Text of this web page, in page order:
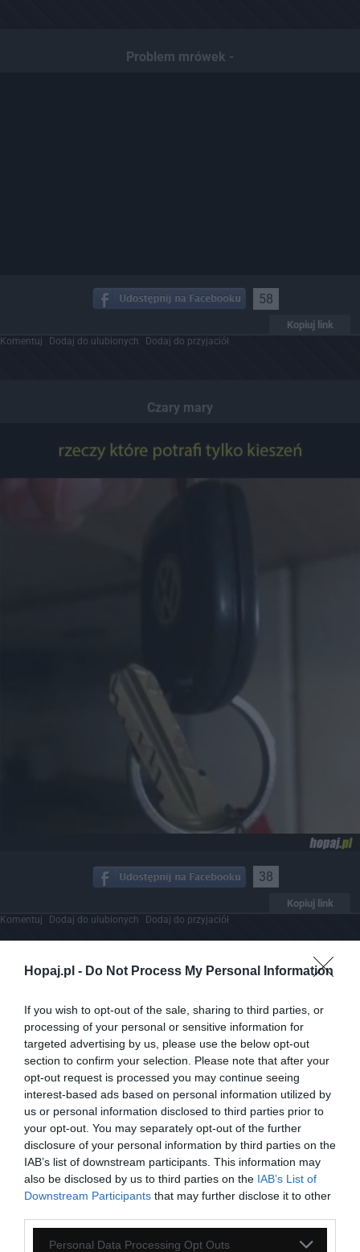
Hopaj.pl - Do Not Process My Personal Information
If you wish to opt-out of the sale, sharing to third parties, or
processing of your personal or sensitive information for
targeted advertising by us, please use the below opt-out
section to confirm your selection. Please note that after your
opt-out request is processed you may continue seeing
interest-based ads based on personal information utilized by
us or personal information disclosed to third parties prior to
your opt-out. You may separately opt-out of the further
disclosure of your personal information by third parties on the
IAB’s list of downstream participants. This information may
also be disclosed by us to third parties on the IAB’s List of
Downstream Participants that may further disclose it to other
Personal Data Processing Opt Outs
Problem mrówek -
58
Kopiuj link
Komentuj Dodaj do ulubionych Dodaj do przyjaciół
Czary mary
38
Kopiuj link
Komentuj Dodaj do ulubionych Dodaj do przyjaciół